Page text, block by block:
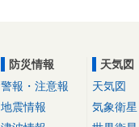
防災情報
警報・注意報
地震情報
天気図
天気図
気象衛星